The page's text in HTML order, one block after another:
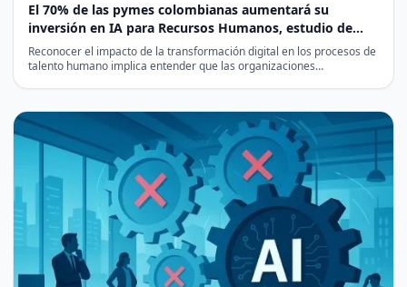
El 70% de las pymes colombianas aumentará su
inversión en IA para Recursos Humanos, estudio de
Deel
Reconocer el impacto de la transformación digital en los procesos de
talento humano implica entender que las organizaciones…